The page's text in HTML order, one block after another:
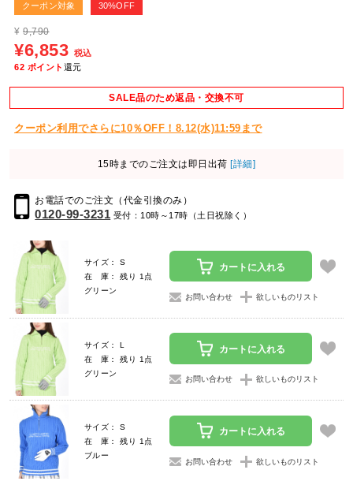
クーポン対象 30%OFF
¥ 9,790
¥6,853 税込
62 ポイント 還元
SALE品のため返品・交換不可
クーポン利用でさらに10％OFF！8.12(水)11:59まで
15時までのご注文は即日出荷 [詳細]
お電話でのご注文（代金引換のみ）
0120-99-3231 受付：10時～17時（土日祝除く）
サイズ： S
在 庫： 残り 1点
グリーン
カートに入れる
お問い合わせ 欲しいものリスト
サイズ： L
在 庫： 残り 1点
グリーン
カートに入れる
お問い合わせ 欲しいものリスト
サイズ： S
在 庫： 残り 1点
ブルー
カートに入れる
お問い合わせ 欲しいものリスト